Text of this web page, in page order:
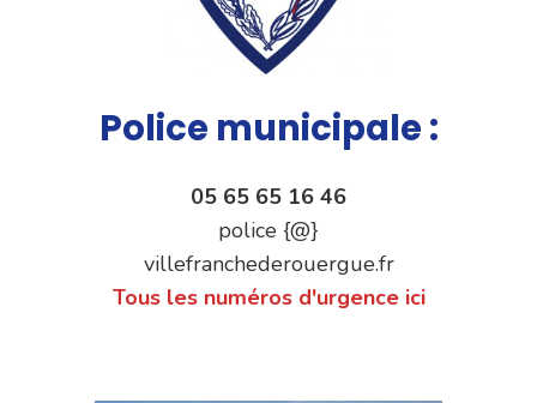
Police municipale :
05 65 65 16 46
police {@}
villefranchederouergue.fr
Tous les numéros d'urgence ici